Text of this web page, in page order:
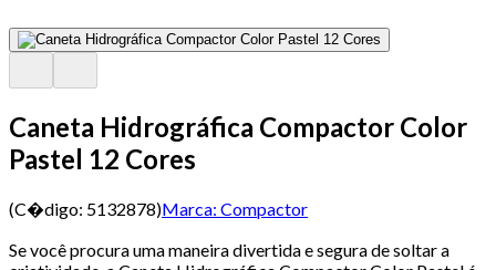
Caneta Hidrográfica Compactor Color
Pastel 12 Cores
(C�digo: 5132878)Marca: Compactor
Se você procura uma maneira divertida e segura de soltar a